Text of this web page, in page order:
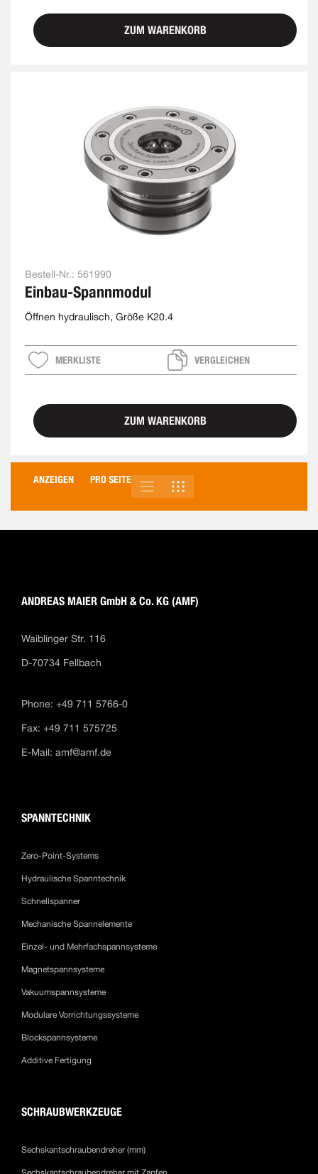
ZUM WARENKORB
Bestell-Nr.: 561990
Einbau-Spannmodul
Öffnen hydraulisch, Größe K20.4
MERKLISTE VERGLEICHEN
ZUM WARENKORB
ANZEIGEN PRO SEITE
ANSICHT
ALS
LISTE
ANDREAS MAIER GmbH & Co. KG (AMF)
Waiblinger Str. 116
D-70734 Fellbach
Phone: +49 711 5766-0
Fax: +49 711 575725
E-Mail: amf@amf.de
SPANNTECHNIK
Zero-Point-Systems
Hydraulische Spanntechnik
Schnellspanner
Mechanische Spannelemente
Einzel- und Mehrfachspannsysteme
Magnetspannsysteme
Vakuumspannsysteme
Modulare Vorrichtungssysteme
Blockspannsysteme
Additive Fertigung
SCHRAUBWERKZEUGE
Sechskantschraubendreher (mm)